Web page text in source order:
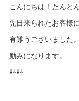
こんにちは！たんと
先日来られたお客様
有難うございました。
励みになります。
⇩⇩⇩⇩